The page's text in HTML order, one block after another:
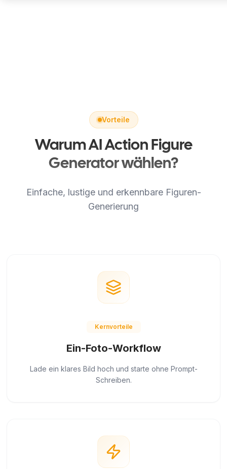
Vorteile
Warum AI Action Figure
Generator wählen?
Einfache, lustige und erkennbare Figuren-
Generierung
Kernvorteile
Ein-Foto-Workflow
Lade ein klares Bild hoch und starte ohne Prompt-
Schreiben.